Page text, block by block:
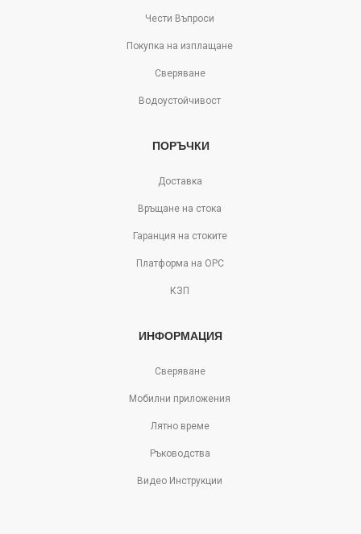
Чести Въпроси
Покупка на изплащане
Сверяване
Водоустойчивост
ПОРЪЧКИ
Доставка
Връщане на стока
Гаранция на стоките
Платформа на ОРС
КЗП
ИНФОРМАЦИЯ
Сверяване
Мобилни приложения
Лятно време
Ръководства
Видео Инструкции